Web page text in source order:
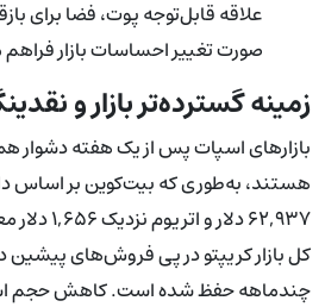
علاقه قابل‌توجه پوت، فضا برای
صورت تغییر احساسات بازار
زمینه گسترده‌تر بازار و
بازارهای اسپات پس از یک هفته دشوار
هستند، به‌طوری که بیت‌کوین بر اساس
۶۲,۹۳۷
کل بازار کریپتو در پی فروش‌های
چندماهه حفظ شده است. کاهش حجم